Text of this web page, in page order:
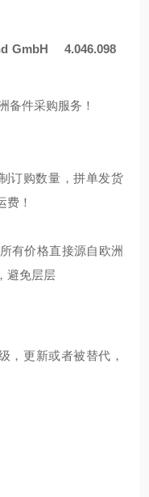
GmbH 4.046.098
备件采购服务！
订购数量，拼单发货
费！
有价格直接源自欧洲
避免层层
，更新或者被替代，